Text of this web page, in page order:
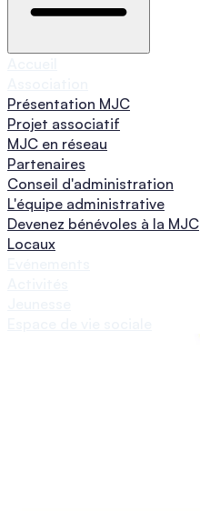
Présentation MJC
Projet associatif
MJC en réseau
Partenaires
Conseil d'administration
L'équipe administrative
Devenez bénévoles à la MJC
Locaux